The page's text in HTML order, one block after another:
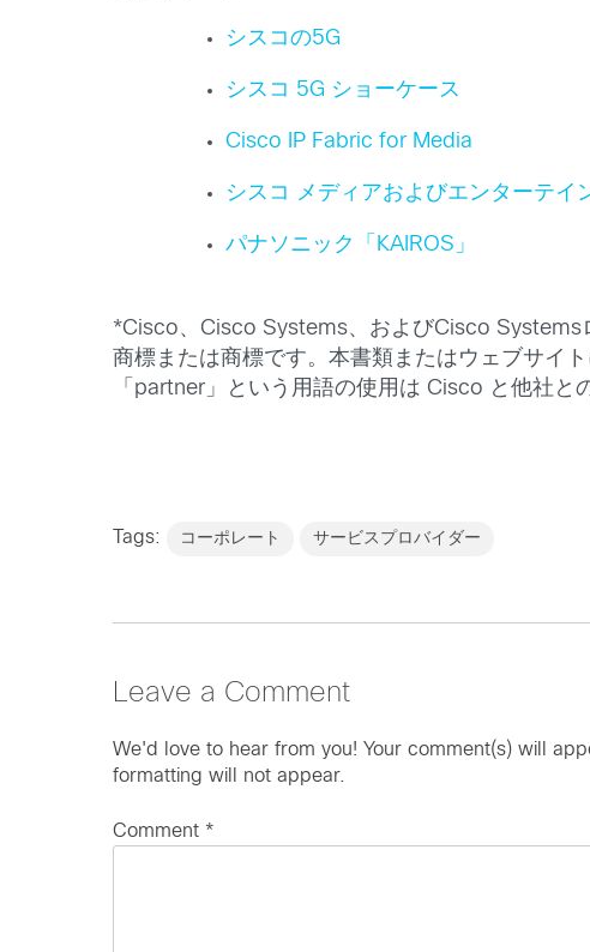
シスコの5G
シスコ 5G ショーケース
Cisco IP Fabric for Media
シスコ メディアおよびエンターテイ
パナソニック「KAIROS」
*Cisco、Cisco Systems、およびCisco Systems
商標または商標です。本書類またはウェブサイ
「partner」という用語の使用は Cisco と他社
Tags: コーポレート サービスプロバイダー
Leave a Comment
We'd love to hear from you! Your comment(s) will
formatting will not appear.
Comment *